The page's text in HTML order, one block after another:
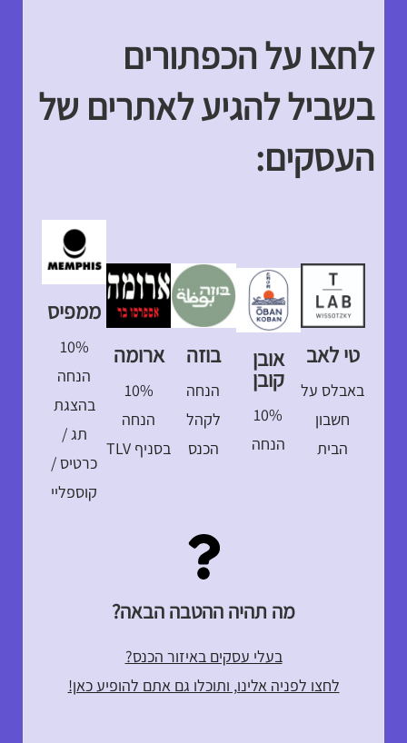
לחצו על הכפתורים
בשביל להגיע לאתרים של
העסקים:
טי לאב
באבלס על
חשבון
הבית
אובן
קובן
10%
הנחה
בוזה
הנחה
לקהל
הכנס
ארומה
10%
הנחה
בסניף TLV
ממפיס
10%
הנחה
בהצגת
תג /
כרטיס /
קוספליי
מה תהיה ההטבה הבאה?
בעלי עסקים באיזור הכנס?
לחצו לפניה אלינו, ותוכלו גם אתם להופיע כאן!